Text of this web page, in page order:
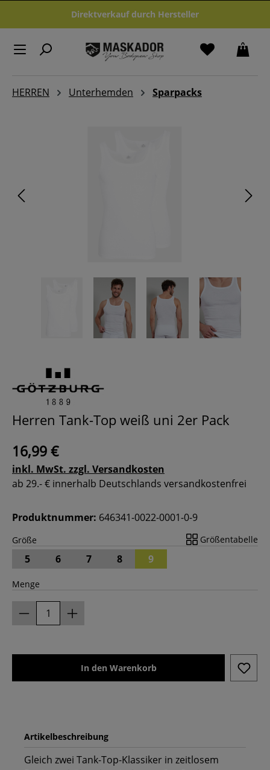
Zum Hauptinhalt springenDirektverkauf durch Hersteller
HERREN Unterhemden Sparpacks
Herren Tank-Top weiß uni 2er Pack
16,99 €
inkl. MwSt. zzgl. Versandkosten
ab 29.- € innerhalb Deutschlands versandkostenfrei
Produktnummer: 646341-0022-0001-0-9
Größe Größentabelle
5 6 7 8 9
Menge
In den Warenkorb
Artikelbeschreibung
Gleich zwei Tank-Top-Klassiker in zeitlosem